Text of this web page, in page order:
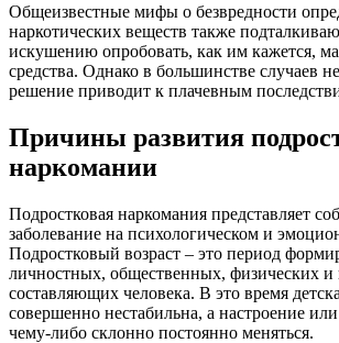
Общеизвестные мифы о безвредности
наркотических веществ также
искушению опробовать, как им кажется,
средства. Однако в большинстве случаев
решение приводит к плачевным
Причины развития
наркомании
Подростковая наркомания представляет
заболевание на психологическом и
Подростковый возраст – это период
личностных, общественных, физических и
составляющих человека. В это время
совершенно нестабильна, а настроение
чему-либо склонно постоянно меняться.